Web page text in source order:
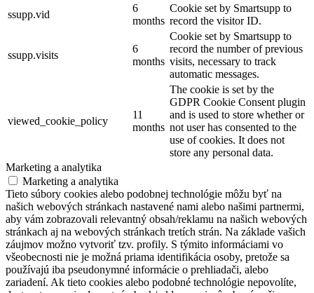
ssupp.vid
6
months
Cookie set by Smartsupp to
record the visitor ID.
ssupp.visits
6
months
Cookie set by Smartsupp to
record the number of previous
visits, necessary to track
automatic messages.
viewed_cookie_policy
11
months
The cookie is set by the
GDPR Cookie Consent plugin
and is used to store whether or
not user has consented to the
use of cookies. It does not
store any personal data.
Marketing a analytika
Marketing a analytika
Tieto súbory cookies alebo podobnej technológie môžu byť na
našich webových stránkach nastavené nami alebo našimi partnermi,
aby vám zobrazovali relevantný obsah/reklamu na našich webových
stránkach aj na webových stránkach tretích strán. Na základe vašich
záujmov možno vytvoriť tzv. profily. S týmito informáciami vo
všeobecnosti nie je možná priama identifikácia osoby, pretože sa
používajú iba pseudonymné informácie o prehliadači, alebo
zariadení. Ak tieto cookies alebo podobné technológie nepovolíte,